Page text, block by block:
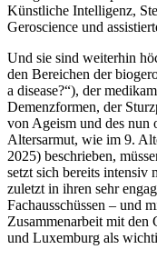
Künstliche Intelligenz,
Geroscience und
Und sie sind weiterhin
den Bereichen der
a disease?“), der
Demenzformen, der
von Ageism und des nun
Altersarmut, wie im 9.
2025) beschrieben,
setzt sich bereits intensiv
zuletzt in ihren sehr
Fachausschüssen – und
Zusammenarbeit mit den
und Luxemburg als